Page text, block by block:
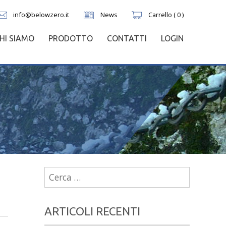
info@belowzero.it News Carrello ( 0 )
SIAMO PRODOTTO CONTATTI LOGIN
Ricerca
per:
ARTICOLI RECENTI